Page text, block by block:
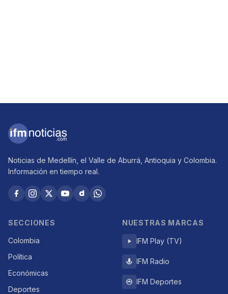
Noticias de Medellín, el Valle de Aburrá, Antioquia y Colombia.
Información en tiempo real.
SECCIONES
Colombia
Política
Económicas
Deportes
NUESTRAS MARCAS
IFM Play (TV)
IFM Radio
IFM Deportes